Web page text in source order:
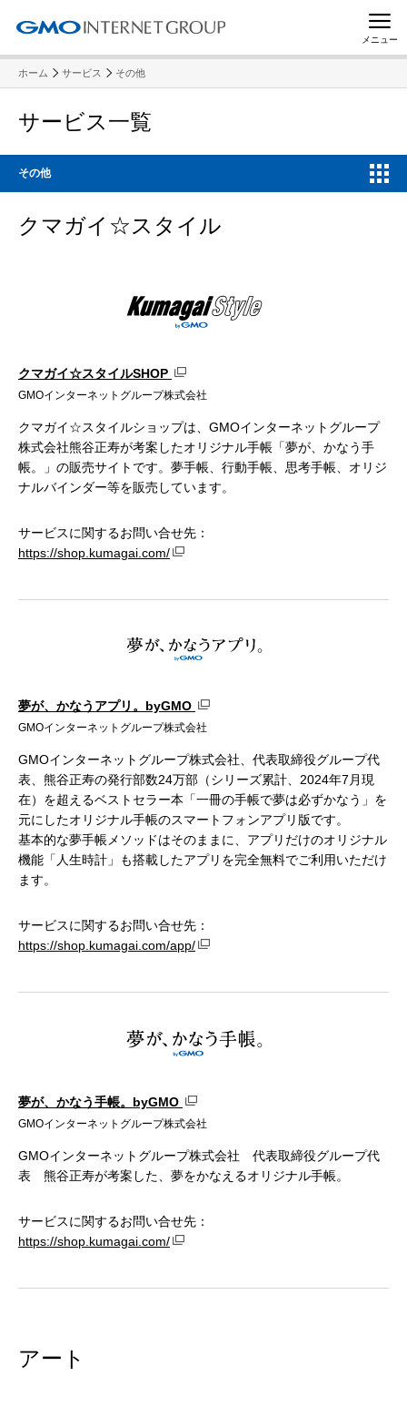
メニュー
ホーム サービス その他
サービス一覧
その他
クマガイ☆スタイル
クマガイ☆スタイルSHOP
GMOインターネットグループ株式会社
クマガイ☆スタイルショップは、GMOインターネットグループ
株式会社熊谷正寿が考案したオリジナル手帳「夢が、かなう手
帳。」の販売サイトです。夢手帳、行動手帳、思考手帳、オリジ
ナルバインダー等を販売しています。
サービスに関するお問い合せ先：
https://shop.kumagai.com/
夢が、かなうアプリ。byGMO
GMOインターネットグループ株式会社
GMOインターネットグループ株式会社、代表取締役グループ代
表、熊谷正寿の発行部数24万部（シリーズ累計、2024年7月現
在）を超えるベストセラー本「一冊の手帳で夢は必ずかなう」を
元にしたオリジナル手帳のスマートフォンアプリ版です。
基本的な夢手帳メソッドはそのままに、アプリだけのオリジナル
機能「人生時計」も搭載したアプリを完全無料でご利用いただけ
ます。
サービスに関するお問い合せ先：
https://shop.kumagai.com/app/
夢が、かなう手帳。byGMO
GMOインターネットグループ株式会社
GMOインターネットグループ株式会社 代表取締役グループ代
表 熊谷正寿が考案した、夢をかなえるオリジナル手帳。
サービスに関するお問い合せ先：
https://shop.kumagai.com/
アート